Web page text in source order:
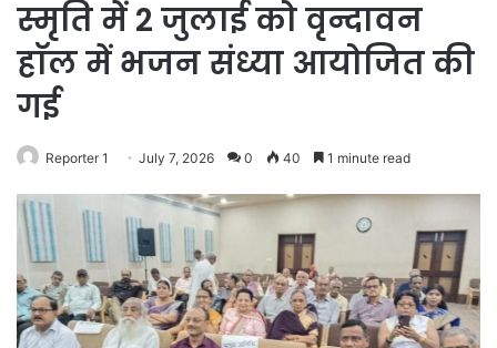
स्मृति में 2 जुलाई को वृन्दावन
हाॅल में भजन संध्या आयोजित की
गई
Reporter 1 July 7, 2026 0 40 1 minute read